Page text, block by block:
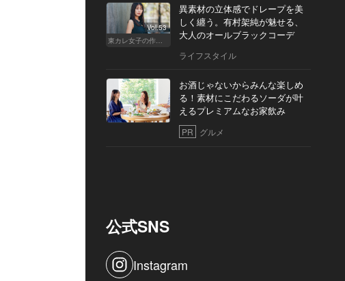
Vol.53
東カレ女子の作り方
異素材の立体感でドレープを美
しく纏う。有村架純が魅せる、
大人のオールブラックコーデ
ライフスタイル
お酒じゃないからみんな楽しめ
る！素材にこだわるソーダが叶
えるプレミアムなお家飲み
PR グルメ
公式SNS
Instagram